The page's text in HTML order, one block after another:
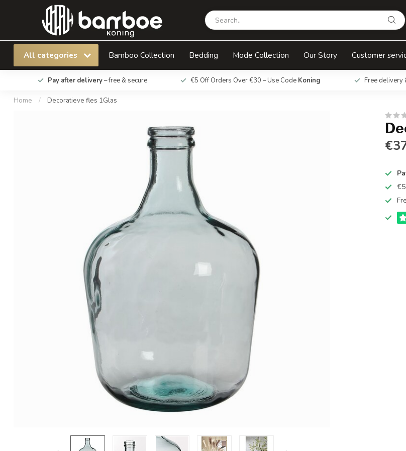
All categories Bamboo Collection Bedding Mode Collection Our Story Customer
Pay after delivery– free & secure €5 Off Orders Over €30 – Use Code Koning Free delivery
Home / Decoratieve fles 1Glas
Decoratieve fles 1Glas